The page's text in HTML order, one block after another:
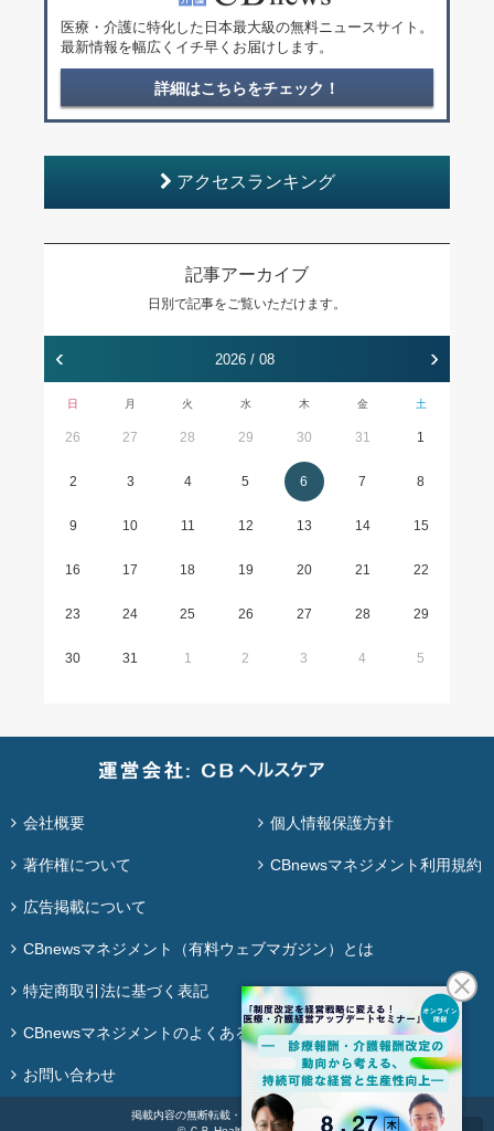
医療・介護に特化した日本最大級の無料ニュースサイト。
最新情報を幅広くイチ早くお届けします。
詳細はこちらをチェック！
アクセスランキング
記事アーカイブ
日別で記事をご覧いただけます。
‹ 2026 / 08 ›
日 月 火 水 木 金 土
26 27 28 29 30 31 1
2 3 4 5 6 7 8
9 10 11 12 13 14 15
16 17 18 19 20 21 22
23 24 25 26 27 28 29
30 31 1 2 3 4 5
会社概要 個人情報保護方針
著作権について CBnewsマネジメント利用規約
広告掲載について
CBnewsマネジメント（有料ウェブマガジン）とは
特定商取引法に基づく表記
CBnewsマネジメントのよくある質問
お問い合わせ
掲載内容の無断転載・再配布は固く禁じます。